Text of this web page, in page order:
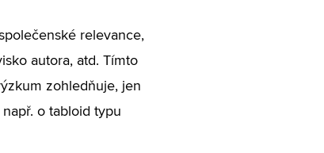
relevance,
autora, atd. Tímto
zohledňuje, jen
o tabloid typu